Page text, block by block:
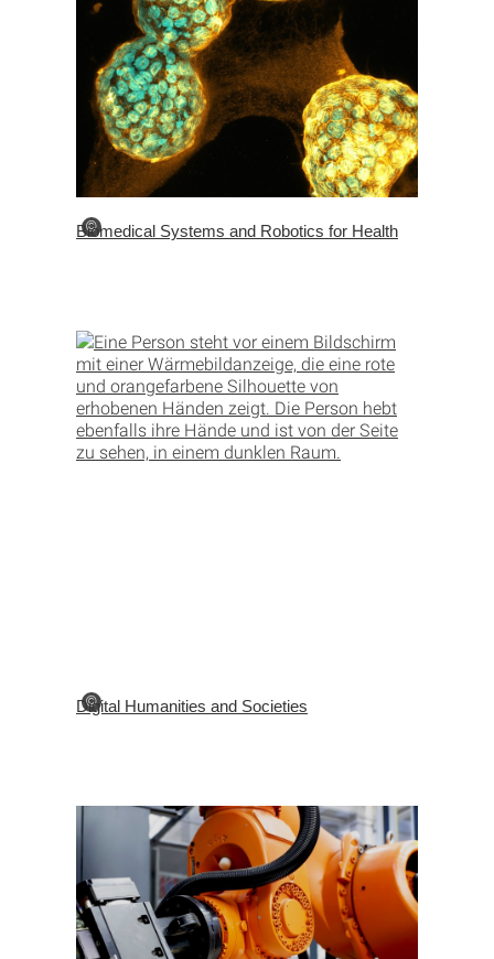
©
Biomedical Systems and Robotics for Health
©
Digital Humanities and Societies